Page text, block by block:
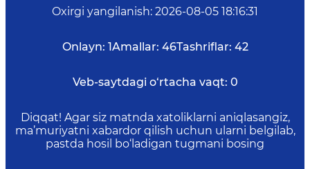
Oxirgi yangilanish: 2026-08-05 18:16:31
Onlayn: 1Amallar: 46Tashriflar: 42
Veb-saytdagi o‘rtacha vaqt: 0
Diqqat! Agar siz matnda xatoliklarni aniqlasangiz,
ma’muriyatni xabardor qilish uchun ularni belgilab,
pastda hosil bo‘ladigan tugmani bosing